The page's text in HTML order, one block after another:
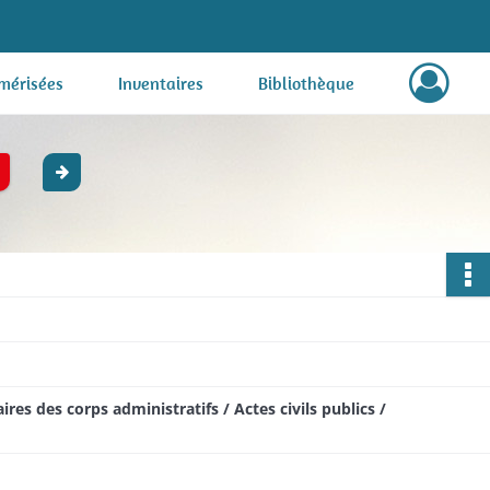
Inventaires Bibliothèque
des corps administratifs / Actes civils publics /